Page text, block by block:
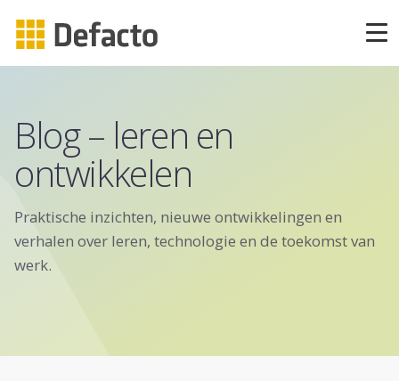
CAPP Learning
CAPP Adaptief Leren
CAPP Compliance
Blog – leren en
ontwikkelen
Praktische inzichten, nieuwe ontwikkelingen en
verhalen over leren, technologie en de toekomst van
werk.